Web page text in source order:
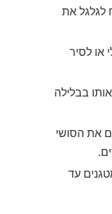
לגלגל את
או לסיר
בבלילה
את הסושי
עד